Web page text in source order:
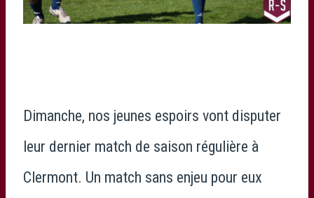
Dimanche, nos jeunes espoirs vont disputer
leur dernier match de saison régulière à
Clermont. Un match sans enjeu pour eux